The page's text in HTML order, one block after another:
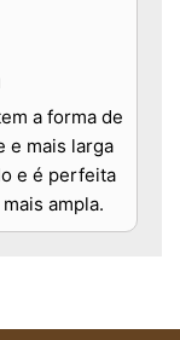
a forma de
e mais larga
e é perfeita
ampla.